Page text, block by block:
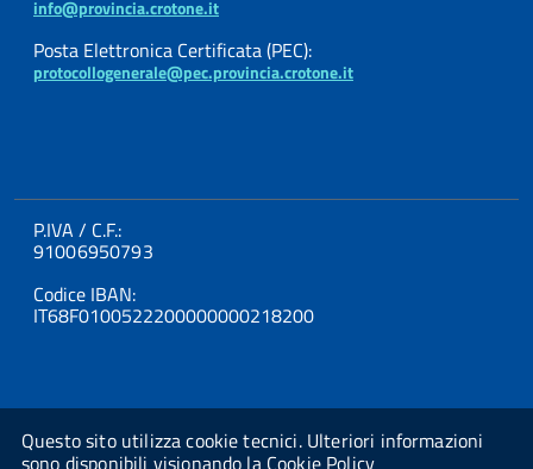
Questo sito utilizza cookie tecnici. Ulteriori informazioni
info@provincia.crotone.it
Posta Elettronica Certificata (PEC):
protocollogenerale@pec.provincia.crotone.it
P.IVA / C.F.:
91006950793
Codice IBAN:
IT68F0100522200000000218200